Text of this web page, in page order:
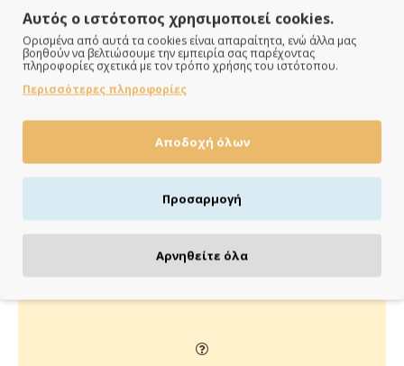
ΠΑΡΑΔΙΔΟΥΜΕ ΓΡΗΓΟΡΑ
Άμεση αποστολή της παραγγελίας σου σε 1 - 2 εργάσιμες
ημέρες
ΠΛΗΡΩΝΕΙΣ ΟΠΩΣ ΘΕΣ
Αυτός ο ιστότοπος χρησιμοποιεί cookies.
Ορισμένα από αυτά τα cookies είναι απαραίτητα, ενώ άλλα μας
βοηθούν να βελτιώσουμε την εμπειρία σας παρέχοντας
πληροφορίες σχετικά με τον τρόπο χρήσης του ιστότοπου.
Περισσότερες πληροφορίες
Αποδοχή όλων
Προσαρμογή
Αρνηθείτε όλα